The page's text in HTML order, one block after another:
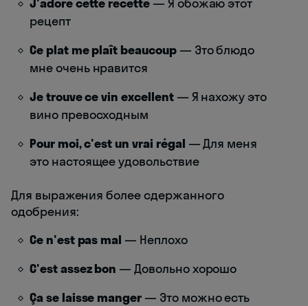
рецепт
Ce plat me plaît beaucoup— Это блюдо
мне очень нравится
Je trouve ce vin excellent— Я нахожу это
вино превосходным
Pour moi, c'est un vrai régal — Для меня
это настоящее удовольствие
Для выражения более сдержанного
одобрения:
Ce n'est pas mal — Неплохо
C'est assez bon — Довольно хорошо
Ça se laisse manger — Это можно есть